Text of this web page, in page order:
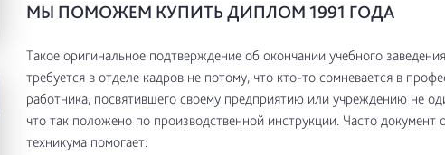
МЫ ПОМОЖЕМ КУПИТЬ ДИПЛОМ 1991 ГОДА
Такое оригинальное подтверждение об окончании учебного
требуется в отделе кадров не потому, что кто-то сомневается в
работника, посвятившего своему предприятию или учреждению не
что так положено по производственной инструкции. Часто документ
техникума помогает: